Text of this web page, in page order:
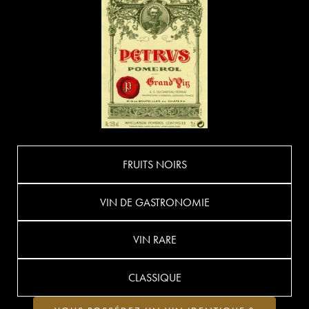
FRUITS NOIRS
VIN DE GASTRONOMIE
VIN RARE
CLASSIQUE